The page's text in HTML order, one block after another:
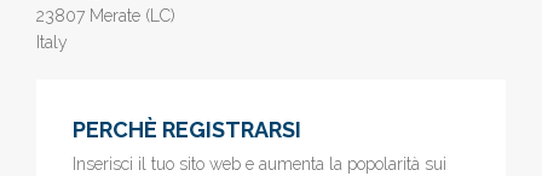
23807 Merate (LC)
Italy
PERCHÈ REGISTRARSI
Inserisci il tuo sito web e aumenta la popolarità sui